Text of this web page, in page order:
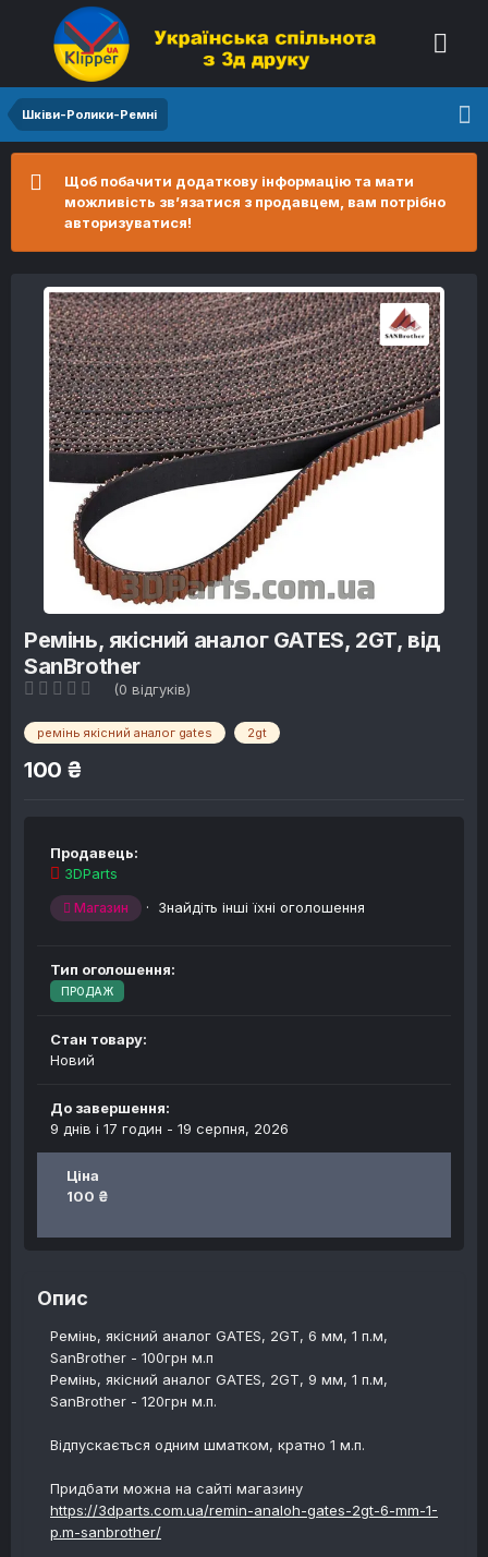
Шківи-Ролики-Ремні
Щоб побачити додаткову інформацію та мати
можливість зв’язатися з продавцем, вам потрібно
авторизуватися!
Ремінь, якісний аналог GATES, 2GT, від
SanBrother
(0 відгуків)
ремінь якісний аналог gates 2gt
100 ₴
Продавець:
3DParts
Магазин · Знайдіть інші їхні оголошення
Тип оголошення:
ПРОДАЖ
Стан товару:
Новий
До завершення:
9 днів і 17 годин - 19 серпня, 2026
Ціна
100 ₴
Опис
Ремінь, якісний аналог GATES, 2GT, 6 мм, 1 п.м,
SanBrother - 100грн м.п
Ремінь, якісний аналог GATES, 2GT, 9 мм, 1 п.м,
SanBrother - 120грн м.п.
Відпускається одним шматком, кратно 1 м.п.
Придбати можна на сайті магазину
https://3dparts.com.ua/remin-analoh-gates-2gt-6-mm-1-
p.m-sanbrother/